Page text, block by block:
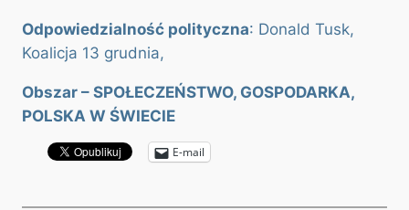
Odpowiedzialność polityczna: Donald Tusk,
Koalicja 13 grudnia,
Obszar – SPOŁECZEŃSTWO, GOSPODARKA,
POLSKA W ŚWIECIE
E-mail